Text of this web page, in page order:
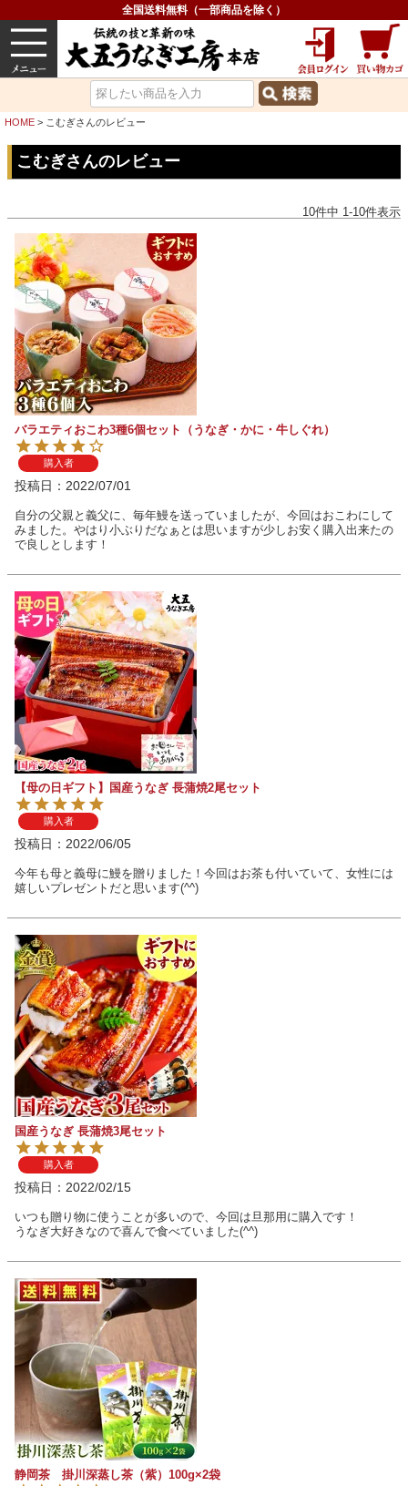
全国送料無料（一部商品を除く）
うなぎ 内祝い グルメ
HOME こむぎさんのレビュー
こむぎさんのレビュー
10件中 1-10件表示
バラエティおこわ3種6個セット（うなぎ・かに・牛しぐれ）
購入者
投稿日 2022/07/01
自分の父親と義父に、毎年鰻を送っていましたが、今回はおこわにして
みました。やはり小ぶりだなぁとは思いますが少しお安く購入出来たの
で良しとします！
【母の日ギフト】国産うなぎ 長蒲焼2尾セット
購入者
投稿日 2022/06/05
今年も母と義母に鰻を贈りました！今回はお茶も付いていて、女性には
嬉しいプレゼントだと思います(^^)
国産うなぎ 長蒲焼3尾セット
購入者
投稿日 2022/02/15
いつも贈り物に使うことが多いので、今回は旦那用に購入です！
うなぎ大好きなので喜んで食べていました(^^)
静岡茶 掛川深蒸し茶（紫）100g×2袋